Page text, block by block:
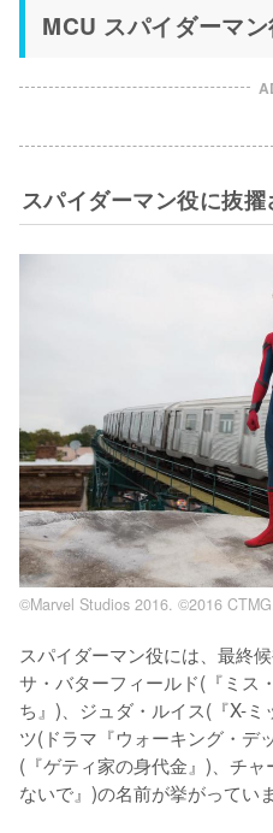
MCU スパイダーマ
スパイダーマン役に抜
©Marvel Studios 2016. ©2016
スパイダーマン役には、最終
サ・バターフィールド(『ミス
ち』)、ジュダ・ルイス(『X-
ツ(ドラマ『ウォーキング・デ
(『ゲティ家の身代金』)、チ
ないで』)の名前が挙がっていま